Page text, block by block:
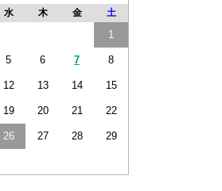
水 木 金 土
1
5 6 7 8
12 13 14 15
19 20 21 22
26 27 28 29